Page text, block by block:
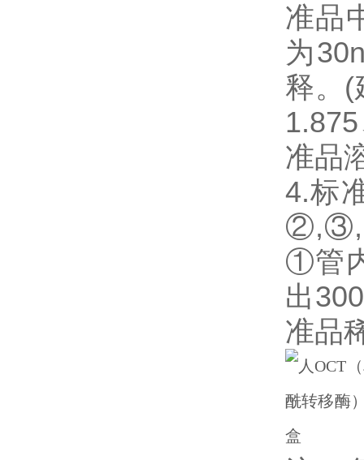
准品
为
释。(
准品
4.标
①管
出
准品